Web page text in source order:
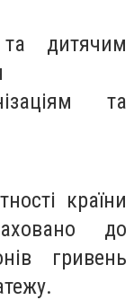
дитячим
та
країни
до
гривень